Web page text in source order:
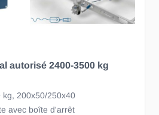
autorisé 2400-3500 kg
kg, 200x50/250x40
avec boîte d'arrêt